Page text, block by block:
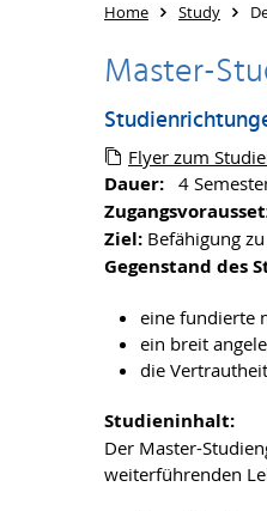
Home Study
Master-
Flyer zum
Dauer: 4
Ziel: Befähigung
Gegenstand des
eine fundierte
ein breit
die
Studieninhalt:
Der Master-
weiterführenden